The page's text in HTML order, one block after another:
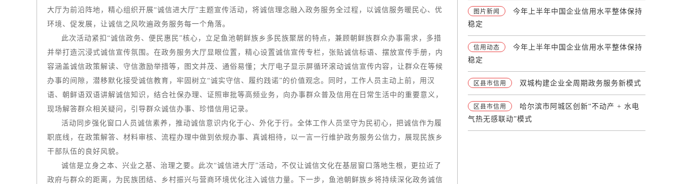
大厅为前沿阵地，精心组织开展“诚信进大厅”主题宣传活动，将诚信理念融入政务服务全过程，以诚信服务暖民心、优
环境、促发展，让诚信之风吹遍政务服务每一个角落。
此次活动紧扣“诚信政务、便民惠民”核心，立足鱼池朝鲜族乡多民族聚居的特点，兼顾朝鲜族群众办事需求，多措
并举打造沉浸式诚信宣传氛围。在政务服务大厅显眼位置，精心设置诚信宣传专栏，张贴诚信标语、摆放宣传手册，内
容涵盖诚信政策解读、守信激励举措等，图文并茂、通俗易懂；大厅电子显示屏循环滚动诚信宣传内容，让群众在等候
办事的间隙，潜移默化接受诚信教育，牢固树立“诚实守信、履约践诺”的价值观念。同时，工作人员主动上前，用汉
语、朝鲜语双语讲解诚信知识，结合社保办理、证照审批等高频业务，向办事群众普及信用在日常生活中的重要意义，
现场解答群众相关疑问，引导群众诚信办事、珍惜信用记录。
活动同步强化窗口人员诚信素养，推动诚信意识内化于心、外化于行。全体工作人员坚守为民初心，把诚信作为履
职底线，在政策解答、材料审核、流程办理中做到依规办事、真诚相待，以一言一行维护政务服务公信力，展现民族乡
干部队伍的良好风貌。​
诚信是立身之本、兴业之基、治理之要。此次“诚信进大厅”活动，不仅让诚信文化在基层窗口落地生根，更拉近了
政府与群众的距离，为民族团结、乡村振兴与营商环境优化注入诚信力量。下一步，鱼池朝鲜族乡将持续深化政务诚信
图片新闻
今年上半年中国企业信用水平整体保持
稳定
信用动态
今年上半年中国企业信用水平整体保持
稳定
区县市信用 双城构建企业全周期政务服务新模式
区县市信用
哈尔滨市阿城区创新“不动产 + 水电
气热无感联动”模式